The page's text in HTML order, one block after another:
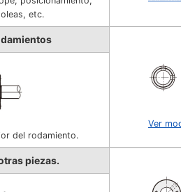
etc.
Ver
del rodamiento.
piezas.